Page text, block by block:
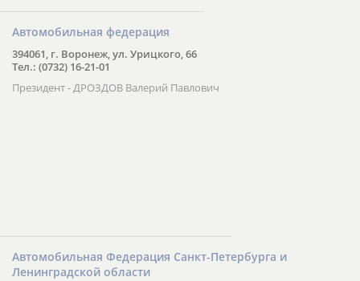
Автомобильная федерация
394061, г. Воронеж, ул. Урицкого, 66
Тел.: (0732) 16-21-01
Президент - ДРОЗДОВ Валерий Павлович
Автомобильная Федерация Санкт-Петербурга и
Ленинградской области